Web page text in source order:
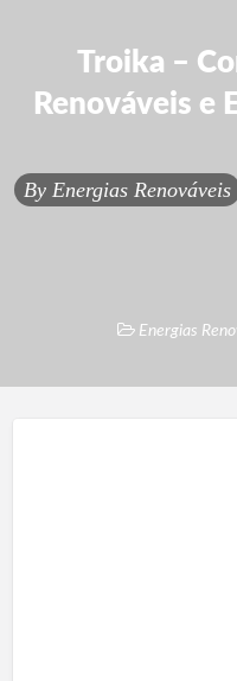
Troika –
Renováveis e
By Energias Renováveis
Energias